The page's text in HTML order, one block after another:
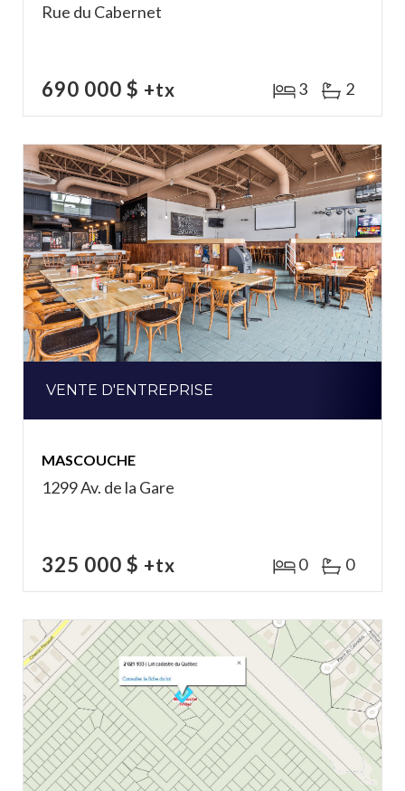
Rue du Cabernet
690 000 $ +tx 3 2
VENTE D'ENTREPRISE
MASCOUCHE
1299 Av. de la Gare
325 000 $ +tx 0 0